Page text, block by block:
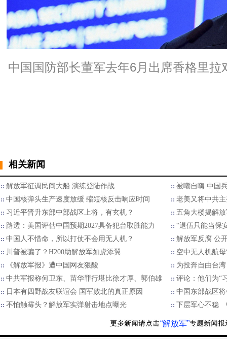
中国国防部长董军去年6月出席香格里拉
相关新闻
解放军征调民间大船 演练登陆作战
被嘲自嗨 中国
中国核弹头生产速度放缓 缩短核反击响应时间
老美又将中共
习近平晋升东部中部战区上将，有玄机？
五角大楼揭解
路透：美国评估中国预期2027具备犯台取胜能力
“退伍只能当保
中国人不惜命，所以打仗不会用无人机？
解放军反腐 公
川普被骗了？H200助解放军如虎添翼
空中无人机航
《解放军报》遭中国网友狠酸
为投奔自由台
中共军报称何卫东、苗华罪行堪比徐才厚、郭伯雄
评论：他们为“
日本有四野战友联谊会 国军败北的真正原因
中国东部战区
不怕触霉头？解放军实弹射击地点曝光
下层军心不稳
“解放军”